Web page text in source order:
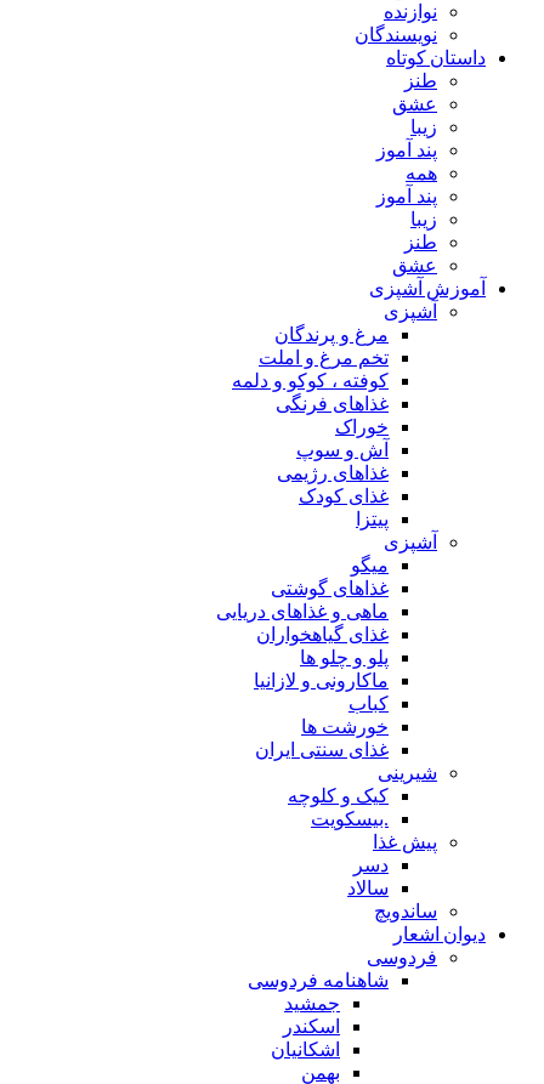
نوازنده
نویسندگان
داستان کوتاه
طنز
عشق
زیبا
پند آموز
همه
پند آموز
زیبا
طنز
عشق
آموزش آشپزی
آشپزی
مرغ و پرندگان
تخم مرغ و املت
کوفته ، کوکو و دلمه
غذاهای فرنگی
خوراک
آش و سوپ
غذاهای رژیمی
غذای کودک
پیتزا
آشپزی
میگو
غذاهای گوشتی
ماهی و غذاهای دریایی
غذای گیاهخواران
پلو و چلو ها
ماکارونی و لازانیا
کباب
خورشت ها
غذای سنتی ایران
شیرینی
کیک و کلوچه
.بیسکویت
پیش غذا
دسر
سالاد
ساندویچ
دیوان اشعار
فردوسی
شاهنامه فردوسی
جمشید
اسکندر
اشکانیان
بهمن